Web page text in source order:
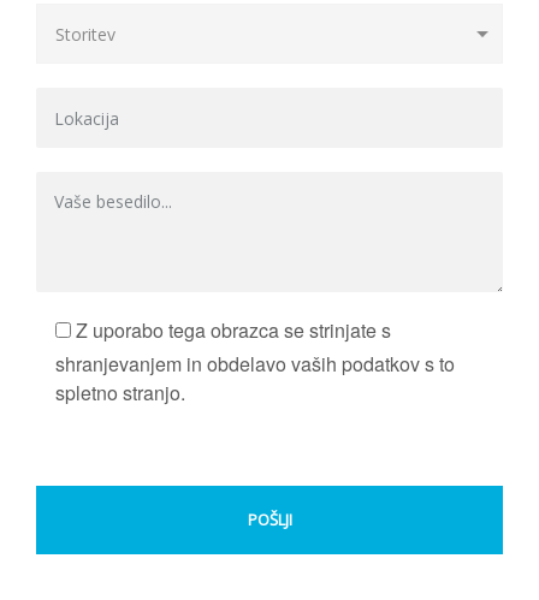
Z uporabo tega obrazca se strinjate s
shranjevanjem in obdelavo vaših podatkov s to
spletno stranjo.